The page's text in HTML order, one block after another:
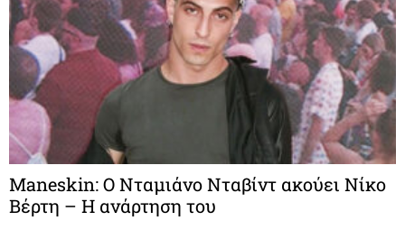
Maneskin: Ο Νταμιάνο Νταβίντ ακούει Νίκο
Βέρτη – Η ανάρτηση του